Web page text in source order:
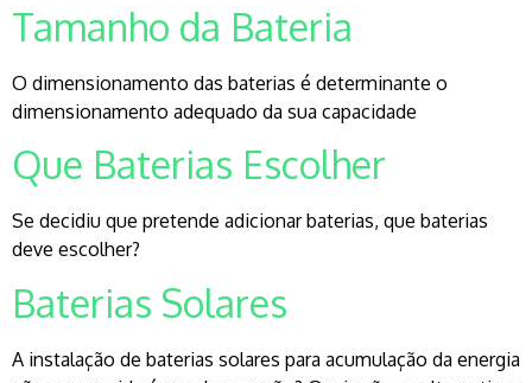
Tamanho da Bateria
O dimensionamento das baterias é determinante o
dimensionamento adequado da sua capacidade
Que Baterias Escolher
Se decidiu que pretende adicionar baterias, que baterias
deve escolher?
Baterias Solares
A instalação de baterias solares para acumulação da energia